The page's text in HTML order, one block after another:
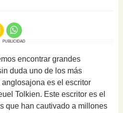
PUBLICIDAD
encontrar grandes
duda uno de los más
es el escritor
Tolkien. Este escritor es el
que han cautivado a millones